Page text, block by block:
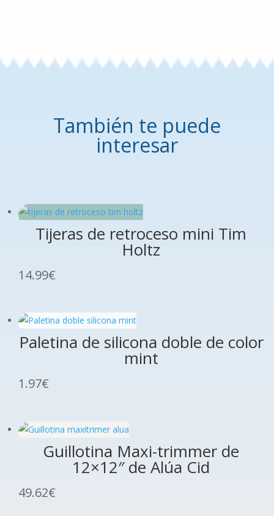
También te puede
interesar
Tijeras de retroceso mini Tim
Holtz
14.99€
Paletina de silicona doble de color
mint
1.97€
Guillotina Maxi-trimmer de
12×12″ de Alúa Cid
49.62€